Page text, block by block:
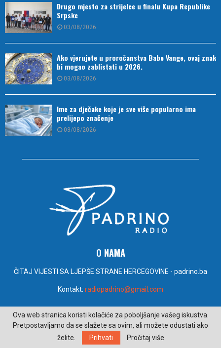
Drugo mjesto za strijelce u finalu Kupa Republike
Srpske
03/08/2026
Ako vjerujete u proročanstva Babe Vange, ovaj znak
bi mogao zablistati u 2026.
03/08/2026
Ime za dječake koje je sve više popularno ima
prelijepo značenje
03/08/2026
O NAMA
ČITAJ VIJESTI SA LJEPŠE STRANE HERCEGOVINE - padrino.ba
Kontakt: radiopadrino@gmail.com
PRATITE NAS
Ova web stranica koristi kolačiće za poboljšanje vašeg iskustva.
Pretpostavljamo da se slažete sa ovim, ali možete odustati ako
želite.
Prihvati Pročitaj više